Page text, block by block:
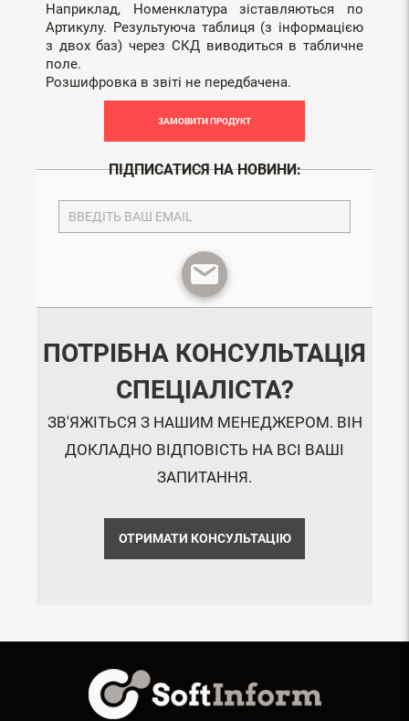
Наприклад, Номенклатура зіставляються по
Артикулу. Результуюча таблиця (з інформацією
з двох баз) через СКД виводиться в табличне
поле.
Розшифровка в звіті не передбачена.
ЗАМОВИТИ ПРОДУКТ
ПІДПИСАТИСЯ НА НОВИНИ:
ПОТРІБНА КОНСУЛЬТАЦІЯ
СПЕЦІАЛІСТА?
ЗВ'ЯЖІТЬСЯ З НАШИМ МЕНЕДЖЕРОМ. ВІН
ДОКЛАДНО ВІДПОВІСТЬ НА ВСІ ВАШІ
ЗАПИТАННЯ.
ОТРИМАТИ КОНСУЛЬТАЦІЮ